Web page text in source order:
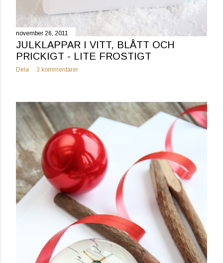
november 26, 2011
JULKLAPPAR I VITT, BLÅTT OCH
PRICKIGT - LITE FROSTIGT
Dela 3 kommentarer